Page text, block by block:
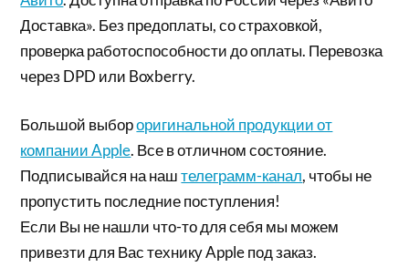
Доставка». Без предоплаты, со страховкой,
проверка работоспособности до оплаты. Перевозка
через DPD или Boxberry.
Большой выбороригинальной продукции от
компании Apple. Все в отличном состояние.
Подписывайся на наштелеграмм-канал, чтобы не
пропустить последние поступления!
Если Вы не нашли что-то для себя мы можем
привезти для Вас технику Apple под заказ.